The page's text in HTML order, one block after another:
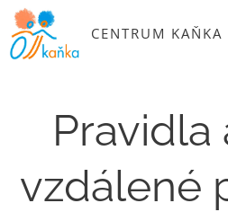
CENTRUM KAŇKA
Pravidla
vzdálené